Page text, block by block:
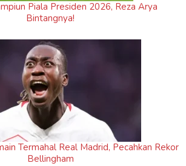
Piala Presiden 2026, Reza Arya
Bintangnya!
Termahal Real Madrid, Pecahkan Rekor
Bellingham